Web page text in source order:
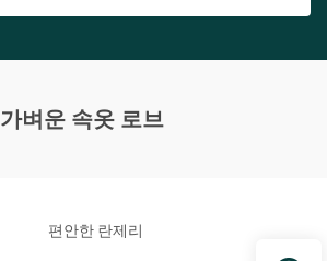
가벼운 속옷 로브
편안한 란제리